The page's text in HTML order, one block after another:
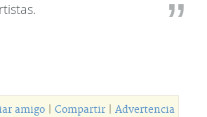
amigo| Compartir| Advertencia